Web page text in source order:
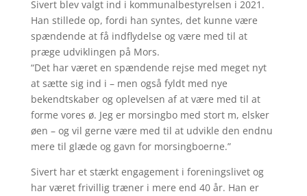
Sivert blev valgt ind i kommunalbestyrelsen i 2021.
Han stillede op, fordi han syntes, det kunne være
spændende at få indflydelse og være med til at
præge udviklingen på Mors.
“Det har været en spændende rejse med meget nyt
at sætte sig ind i – men også fyldt med nye
bekendtskaber og oplevelsen af at være med til at
forme vores ø. Jeg er morsingbo med stort m, elsker
øen – og vil gerne være med til at udvikle den endnu
mere til glæde og gavn for morsingboerne.”
Sivert har et stærkt engagement i foreningslivet og
har været frivillig træner i mere end 40 år. Han er